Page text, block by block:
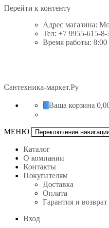
Перейти к контенту
Адрес магазина:
Тел: +7 9955-615-8-
Время работы: 8:00
Сантехника-маркет.Ру
0 Ваша корзина
МЕНЮ Переключение
Каталог
О компании
Контакты
Покупателям
Доставка
Оплата
Гарантия и возврат
Вход